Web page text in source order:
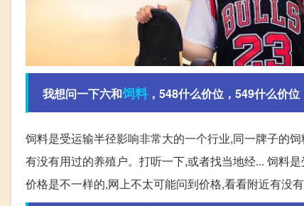
我想问一下六和饲料 ，548什么价位，549什么价位
饲料是受运输半径影响非常大的一个行业,同一牌子的
有没有用过的养殖户。打听一下,或者找当地经... 饲料
价格是不一样的,网上不太可能问到价格,看看附近有没